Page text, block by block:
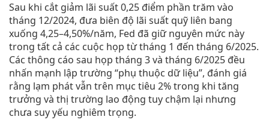
Sau khi cắt giảm lãi suất 0,25 điểm phần trăm vào
tháng 12/2024, đưa biên độ lãi suất quỹ liên bang
xuống 4,25–4,50%/năm, Fed đã giữ nguyên mức này
trong tất cả các cuộc họp từ tháng 1 đến tháng 6/2025.
Các thông cáo sau họp tháng 3 và tháng 6/2025 đều
nhấn mạnh lập trường “phụ thuộc dữ liệu”, đánh giá
rằng lạm phát vẫn trên mục tiêu 2% trong khi tăng
trưởng và thị trường lao động tuy chậm lại nhưng
chưa suy yếu nghiêm trọng.